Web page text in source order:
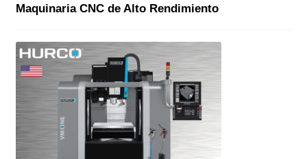
Maquinaria CNC de Alto Rendimiento